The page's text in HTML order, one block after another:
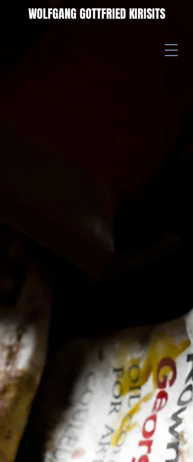
WOLFGANG GOTTFRIED KIRISITS